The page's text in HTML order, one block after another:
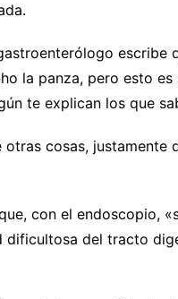
escribe
la panza, pero esto
te explican los que
cosas, justamente
con el endoscopio,
del tracto